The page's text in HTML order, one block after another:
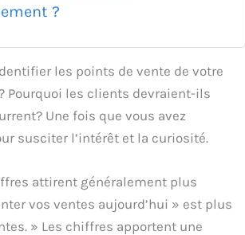
?
les points de vente de votre
Pourquoi les clients devraient-ils
Une fois que vous avez
susciter l’intérêt et la curiosité.
attirent généralement plus
vos ventes aujourd’hui » est plus
» Les chiffres apportent une